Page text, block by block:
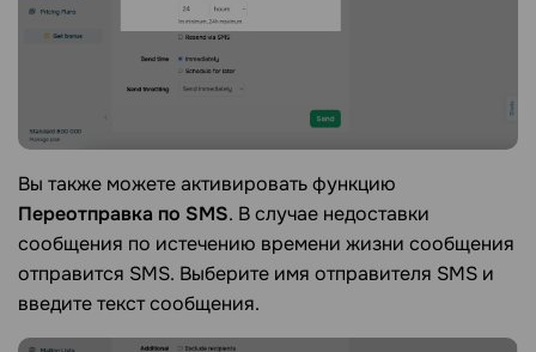
Вы также можете активировать функцию
Переотправка по SMS. В случае недоставки
сообщения по истечению времени жизни сообщения
отправится SMS. Выберите имя отправителя SMS и
введите текст сообщения.